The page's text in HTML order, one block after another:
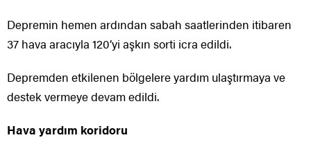
Depremin hemen ardından sabah saatlerinden itibaren
37 hava aracıyla 120’yi aşkın sorti icra edildi.
Depremden etkilenen bölgelere yardım ulaştırmaya ve
destek vermeye devam edildi.
Hava yardım koridoru